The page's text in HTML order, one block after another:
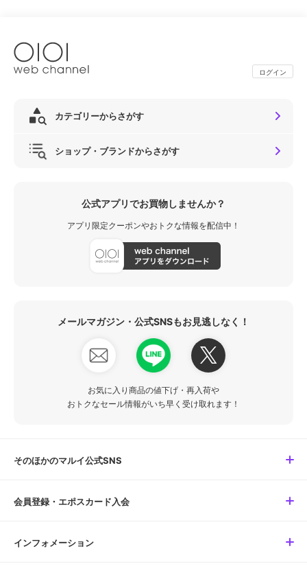
ログイン
カテゴリーからさがす
ショップ・ブランドからさがす
公式アプリでお買物しませんか？
アプリ限定クーポンやおトクな情報を配信中！
メールマガジン・公式SNSもお見逃しなく！
お気に入り商品の値下げ・再入荷や
おトクなセール情報がいち早く受け取れます！
そのほかのマルイ公式SNS
会員登録・エポスカード入会
インフォメーション